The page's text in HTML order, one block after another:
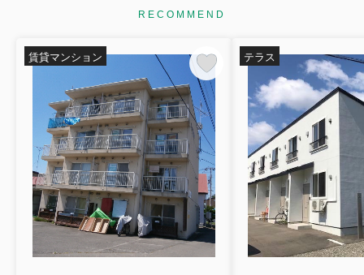
RECOMMEND
賃貸マンション テラス